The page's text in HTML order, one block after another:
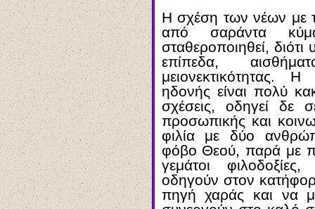
Η σχέση των νέων με
από σαράντα
σταθεροποιηθεί,
επίπεδα,
μειονεκτικότητας.
ηδονής είναι πολύ
σχέσεις, οδηγεί δε
προσωπικής και
φιλία με δύο
φόβο Θεού, παρά με
γεμάτοι
οδηγούν στον
πηγή χαράς και να